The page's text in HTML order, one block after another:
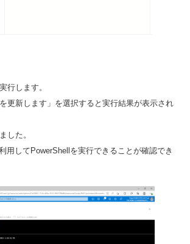
行します。
更新します」を選択すると実行結果が表示され
した。
用してPowerShellを実行できることが確認でき